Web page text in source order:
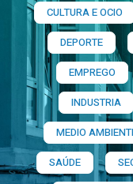
CULTURA E OCIO
DEPORTE
EMPREGO
INDUSTRIA
MEDIO
SAÚDE